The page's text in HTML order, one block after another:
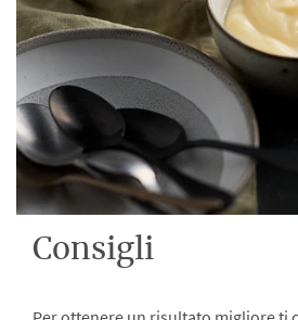
Consigli